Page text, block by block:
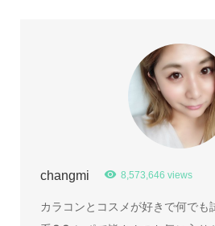
changmi 8,573,646 views
カラコンとコスメが好きで何でも